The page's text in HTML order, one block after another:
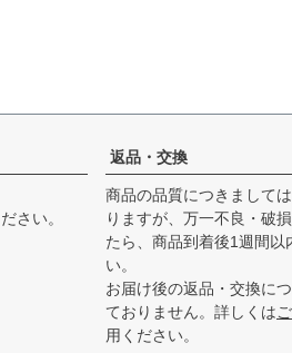
さい。
返品・交換
商品の品質につきまして
りますが、万一不良・破
たら、商品到着後1週間以
い。
お届け後の返品・交換に
ておりません。詳しくは
用ください。